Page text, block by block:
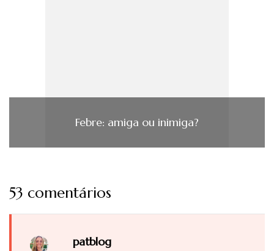
Febre: amiga ou inimiga?
53 comentários
patblog